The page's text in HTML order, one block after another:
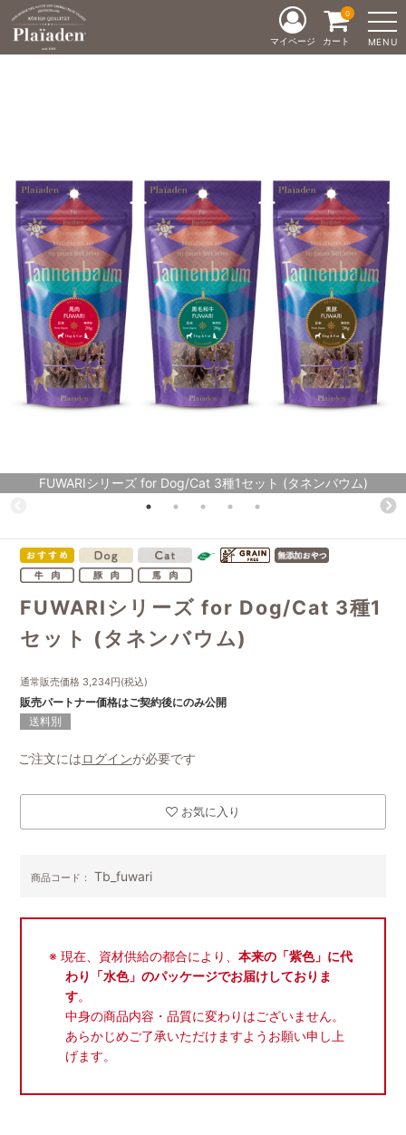
MENU
マイページ カート
0
FUWARIシリーズ for Dog/Cat 3種1セット (タネンバウム)
FUWARIシリーズ for Dog/Cat 3種1
セット (タネンバウム)
通常販売価格 3,234円(税込)
販売パートナー価格はご契約後にのみ公開
送料別
ご注文にはログインが必要です
お気に入り
商品コード： Tb_fuwari
現在、資材供給の都合により、本来の「紫色」に代
わり「水色」のパッケージでお届けしておりま
す。
中身の商品内容・品質に変わりはございません。
あらかじめご了承いただけますようお願い申し上
げます。